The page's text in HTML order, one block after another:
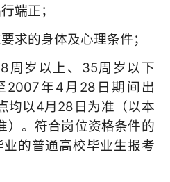
端正；
求的身体及心理条件；
周岁以上、35周岁以下
2007年4月28日期间出
均以4月28日为准（以本
）。符合岗位资格条件的
的普通高校毕业生报考